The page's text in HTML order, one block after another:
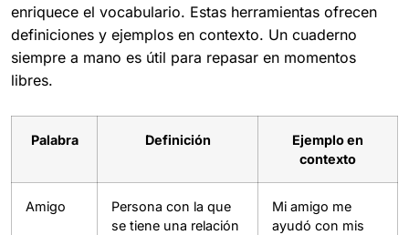
enriquece el vocabulario. Estas herramientas ofrecen
definiciones y ejemplos en contexto. Un cuaderno
siempre a mano es útil para repasar en momentos
libres.
Palabra Definición
Ejemplo en
contexto
Amigo
Persona con la que
se tiene una relación
Mi amigo me
ayudó con mis